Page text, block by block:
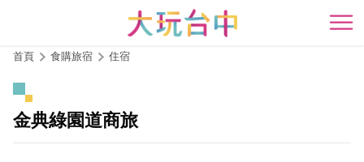
開
首頁 食購旅宿 住宿
金典綠園道商旅